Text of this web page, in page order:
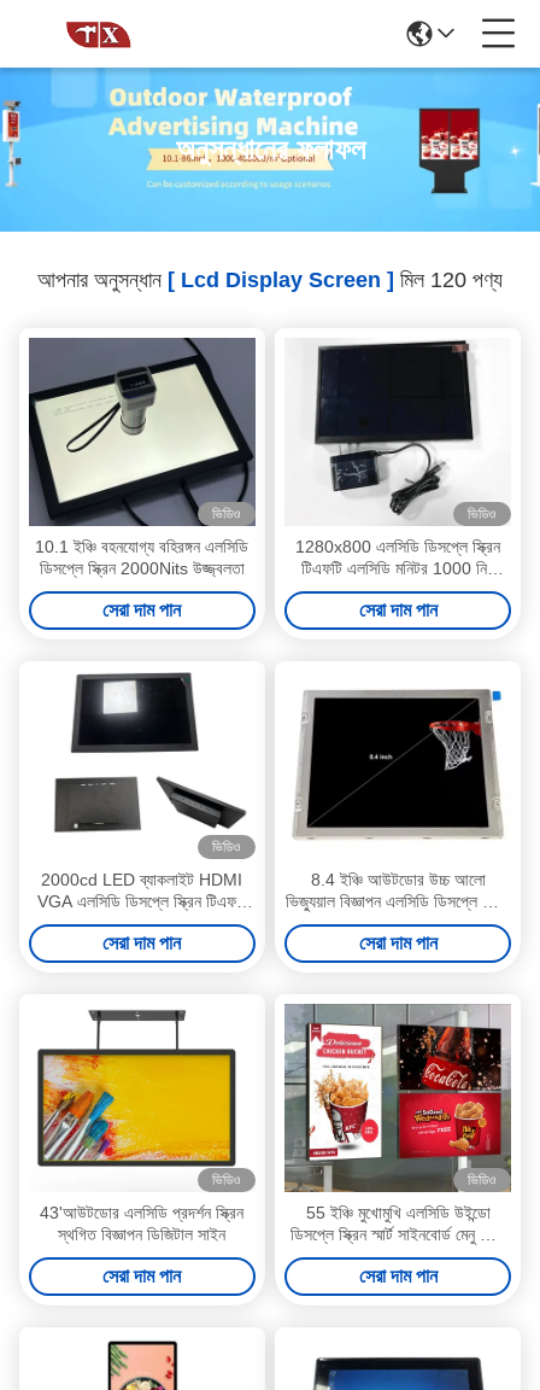
অনুসন্ধানের ফলাফল
আপনার অনুসন্ধান [ Lcd Display Screen ] মিল 120 পণ্য
ভিডিও
10.1 ইঞ্চি বহনযোগ্য বহিরঙ্গন এলসিডি
ডিসপ্লে স্ক্রিন 2000Nits উজ্জ্বলতা
সেরা দাম পান
ভিডিও
1280x800 এলসিডি ডিসপ্লে স্ক্রিন
টিএফটি এলসিডি মনিটর 1000 নিট
উজ্জ্বলতা 10.1 ইঞ্চি
সেরা দাম পান
ভিডিও
2000cd LED ব্যাকলাইট HDMI
VGA এলসিডি ডিসপ্লে স্ক্রিন টিএফটি
মডিউল 10.1 ইঞ্চি
সেরা দাম পান
8.4 ইঞ্চি আউটডোর উচ্চ আলো
ভিজ্যুয়াল বিজ্ঞাপন এলসিডি ডিসপ্লে স্ক্রিন
শিল্প গ্রেড এলসিডি প্যানেল
সেরা দাম পান
ভিডিও
43'আউটডোর এলসিডি প্রদর্শন স্ক্রিন
স্থগিত বিজ্ঞাপন ডিজিটাল সাইন
সেরা দাম পান
ভিডিও
55 ইঞ্চি মুখোমুখি এলসিডি উইন্ডো
ডিসপ্লে স্ক্রিন স্মার্ট সাইনবোর্ড মেনু বোর্ড
3000nits
সেরা দাম পান